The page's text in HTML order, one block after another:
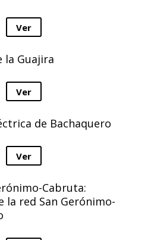
Ver
la Guajira
Ver
de Bachaquero
Ver
Cabruta:
la red San Gerónimo-